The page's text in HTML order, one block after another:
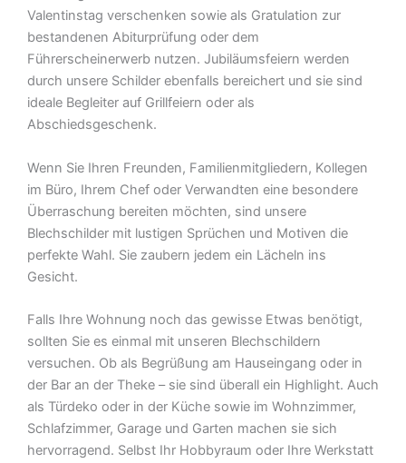
Valentinstag verschenken sowie als Gratulation zur
bestandenen Abiturprüfung oder dem
Führerscheinerwerb nutzen. Jubiläumsfeiern werden
durch unsere Schilder ebenfalls bereichert und sie sind
ideale Begleiter auf Grillfeiern oder als
Abschiedsgeschenk.
Wenn Sie Ihren Freunden, Familienmitgliedern, Kollegen
im Büro, Ihrem Chef oder Verwandten eine besondere
Überraschung bereiten möchten, sind unsere
Blechschilder mit lustigen Sprüchen und Motiven die
perfekte Wahl. Sie zaubern jedem ein Lächeln ins
Gesicht.
Falls Ihre Wohnung noch das gewisse Etwas benötigt,
sollten Sie es einmal mit unseren Blechschildern
versuchen. Ob als Begrüßung am Hauseingang oder in
der Bar an der Theke – sie sind überall ein Highlight. Auch
als Türdeko oder in der Küche sowie im Wohnzimmer,
Schlafzimmer, Garage und Garten machen sie sich
hervorragend. Selbst Ihr Hobbyraum oder Ihre Werkstatt